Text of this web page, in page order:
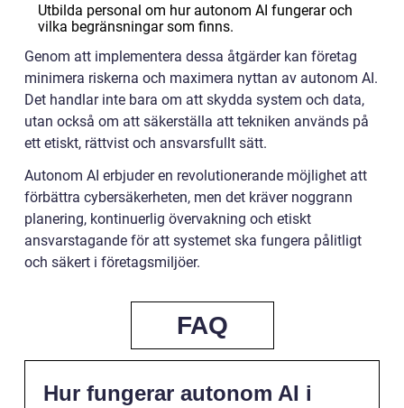
Utbilda personal om hur autonom AI fungerar och
vilka begränsningar som finns.
Genom att implementera dessa åtgärder kan företag
minimera riskerna och maximera nyttan av autonom AI.
Det handlar inte bara om att skydda system och data,
utan också om att säkerställa att tekniken används på
ett etiskt, rättvist och ansvarsfullt sätt.
Autonom AI erbjuder en revolutionerande möjlighet att
förbättra cybersäkerheten, men det kräver noggrann
planering, kontinuerlig övervakning och etiskt
ansvarstagande för att systemet ska fungera pålitligt
och säkert i företagsmiljöer.
FAQ
Hur fungerar autonom AI i